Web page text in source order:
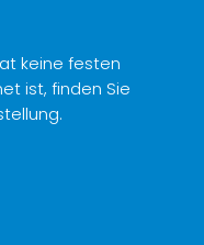
keine festen
ist, finden Sie